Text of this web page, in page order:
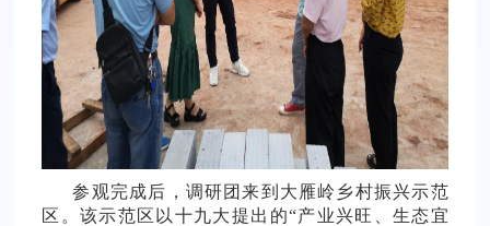
参观完成后，调研团来到大雁岭乡村振兴示范
区。该示范区以十九大提出的“产业兴旺、生态宜